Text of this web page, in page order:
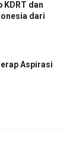
KDRT dan
dari
Aspirasi